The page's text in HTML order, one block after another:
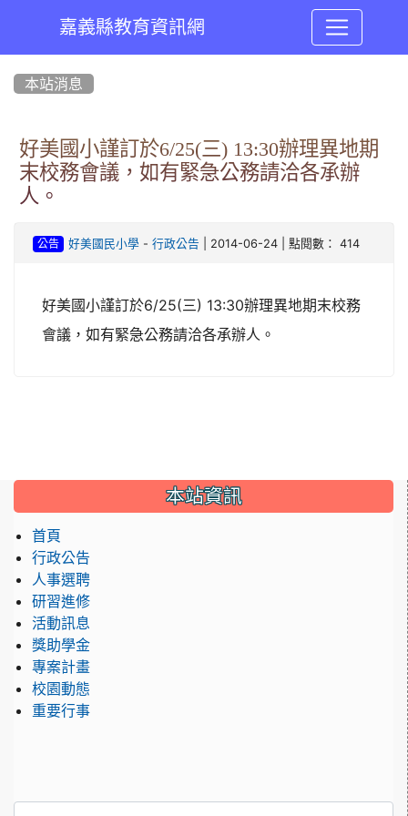
嘉義縣教育資訊網
本站消息
好美國小謹訂於6/25(三) 13:30辦理異地期
末校務會議，如有緊急公務請洽各承辦
人。
公告 好美國民小學- 行政公告 | 2014-06-24 | 點閱數： 414
好美國小謹訂於6/25(三) 13:30辦理異地期末校務
會議，如有緊急公務請洽各承辦人。
::: 本站資訊
首頁
行政公告
人事選聘
研習進修
活動訊息
獎助學金
專案計畫
校園動態
重要行事